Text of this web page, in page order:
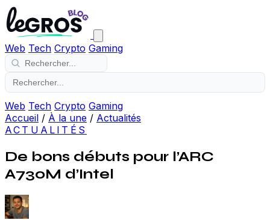
Web Tech Crypto Gaming
Web Tech Crypto Gaming
Accueil / À la une / Actualités
ACTUALITÉS
De bons débuts pour l’ARC
A730M d’Intel